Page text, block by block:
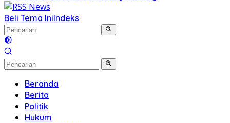
Beli Tema IniIndeks
Beranda
Berita
Politik
Hukum